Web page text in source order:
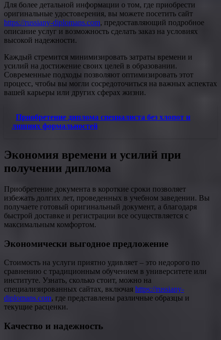
Для более детальной информации о том, где приобрести
оригинальные удостоверения, вы можете посетить сайт
https://russiany-diplomans.com, предоставляющий подробное
описание услуг и возможность сделать заказ на условиях
высокой надежности.
Каждый стремится минимизировать затраты времени и
усилий на достижение своих целей в образовании.
Современные подходы позволяют оптимизировать этот
процесс, чтобы вы могли сосредоточиться на важных аспектах
вашей карьеры или других сферах жизни.
Приобретение диплома специалиста без хлопот и
лишних формальностей
Экономия времени и усилий при
получении диплома
Приобретение документа в короткие сроки позволяет
избежать долгих лет, проведенных в учебном заведении. Вы
получаете готовый оригинальный документ, а благодаря
быстрой доставке и регистрации все осуществляется с
максимальным комфортом.
Экономически выгодное предложение
Стоимость на услуги приятно удивляет – это недорого по
сравнению с традиционным обучением в университете или
институте. Узнать, сколько стоит, можно на
специализированных сайтах, включая https://russiany-
diplomans.com, где представлены различные образцы и
текущие расценки.
Качество и надежность